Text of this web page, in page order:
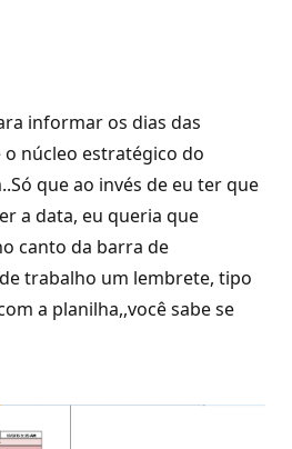
informar os dias das
núcleo estratégico do
que ao invés de eu ter que
a data, eu queria que
canto da barra de
trabalho um lembrete, tipo
a planilha,,você sabe se